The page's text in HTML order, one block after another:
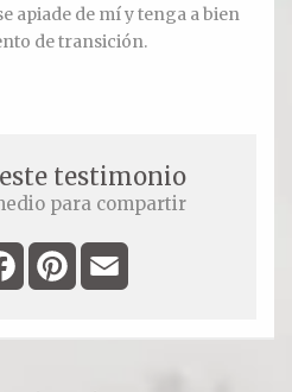
apiade de mí y tenga a bien
de transición.
testimonio
para compartir
FacebookPinterest